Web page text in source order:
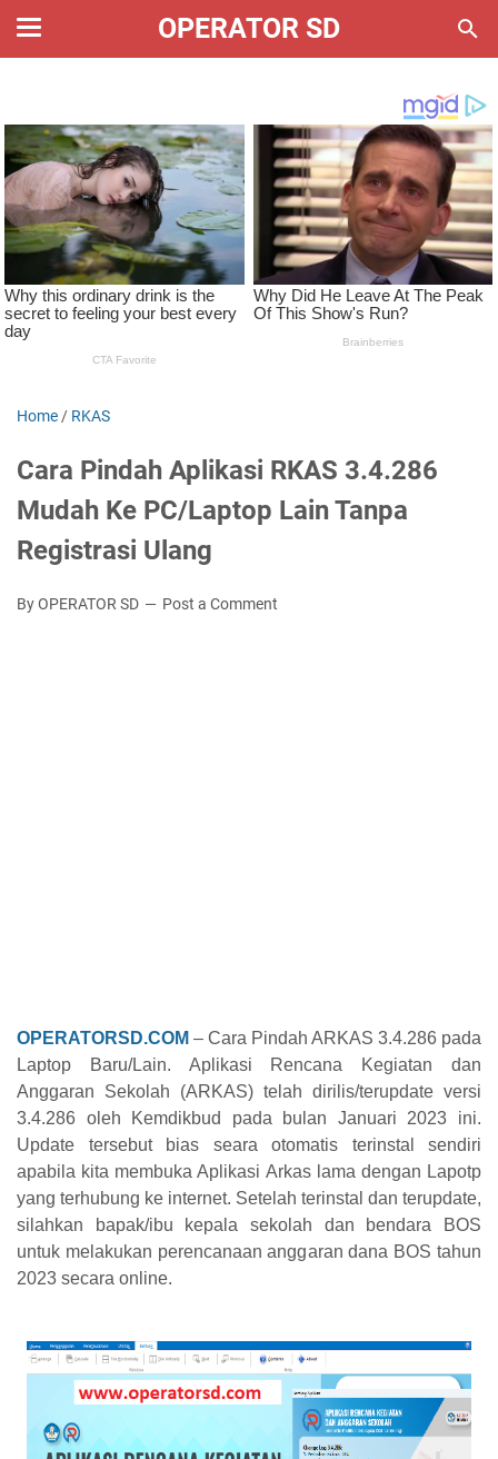
OPERATOR SD
Home/ RKAS
Cara Pindah Aplikasi RKAS 3.4.286
Mudah Ke PC/Laptop Lain Tanpa
Registrasi Ulang
By OPERATOR SD Post a Comment
OPERATORSD.COM – Cara Pindah ARKAS 3.4.286 pada
Laptop Baru/Lain. Aplikasi Rencana Kegiatan dan
Anggaran Sekolah (ARKAS) telah dirilis/terupdate versi
3.4.286 oleh Kemdikbud pada bulan Januari 2023 ini.
Update tersebut bias seara otomatis terinstal sendiri
apabila kita membuka Aplikasi Arkas lama dengan Lapotp
yang terhubung ke internet. Setelah terinstal dan terupdate,
silahkan bapak/ibu kepala sekolah dan bendara BOS
untuk melakukan perencanaan anggaran dana BOS tahun
2023 secara online.